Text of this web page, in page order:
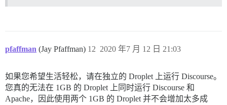
pfaffman (Jay Pfaffman) 2020 年7 月 12 日 21:03
12
如果您希望生活轻松，请在独立的 Droplet 上运行 Discourse。
您真的无法在 1GB 的 Droplet 上同时运行 Discourse 和
Apache，因此使用两个 1GB 的 Droplet 并不会增加太多成